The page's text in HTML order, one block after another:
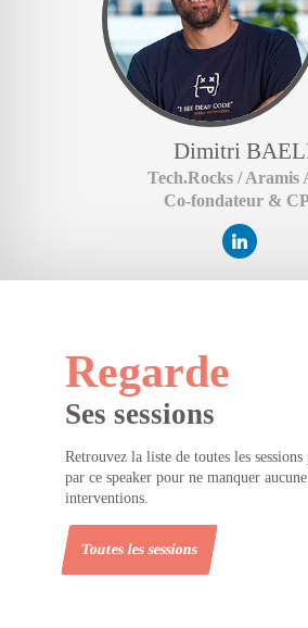
DB
Dimitri
Tech.Rocks / Aramis
Co-fondateur &
Regarde
Ses sessions
Retrouvez la liste de toutes les sessions
par ce speaker pour ne manquer aucune
interventions.
Toutes les sessions